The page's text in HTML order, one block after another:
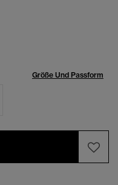
Größe Und Passform